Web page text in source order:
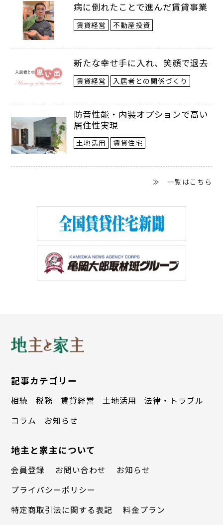
調査報告書のイメージ
同サービスでは定期巡回のように決まっ
た調査項目を点検するのではなく、共用部
の破損事故のうち、笠木の破損やエレベー
ター扉の傷など、普段見過ごしがちな箇所
まですべて拾い上げる。高所はサーモグラ
フィー搭載のドローン（無人機）で確認。
を検出する。
調査報告した亀裂の
事例
病に倒れたことで進んだ賃貸事業
賃貸経営 不動産投資
新たな幸せ手に入れ、笑顔で退去
賃貸経営 入居者との関係づくり
防音性能・内装オプションで高い
居住性実現
土地活用 賃貸住宅
≫ 一覧はこちら
記事カテゴリー
相続 税務 賃貸経営 土地活用
法律・トラブル
コラム
お知らせ
地主と家主について
会員登録 お問い合わせ
お知らせ
プライバシーポリシー
特定商取引法に関する表記
料金プラン